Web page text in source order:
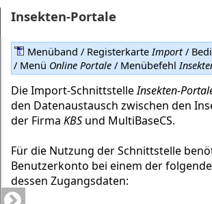
Insekten-Portale
Menüband / RegisterkarteImport/
/ Menü Online Portale / Menübefehl
Die Import-SchnittstelleInsekten-
den Datenaustausch zwischen den
der Firma KBSund MultiBaseCS.
Für die Nutzung der Schnittstelle
Benutzerkonto bei einem der
dessen Zugangsdaten: